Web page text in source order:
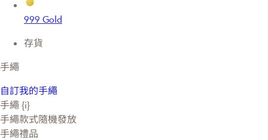
999 Gold
存貨
手繩
自訂我的手繩
手繩 {i}
手繩款式隨機發放
手繩禮品